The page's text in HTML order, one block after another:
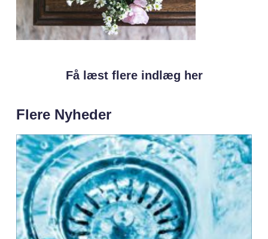
Få læst flere indlæg her
Flere Nyheder